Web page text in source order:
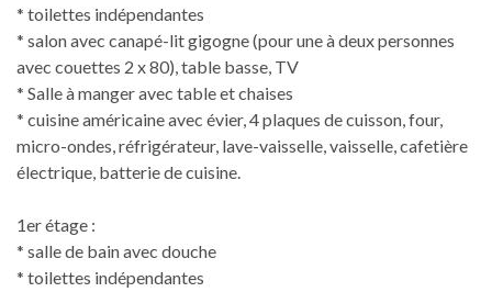
* toilettes indépendantes
* salon avec canapé-lit gigogne (pour une à deux personnes
avec couettes 2 x 80), table basse, TV
* Salle à manger avec table et chaises
* cuisine américaine avec évier, 4 plaques de cuisson, four,
micro-ondes, réfrigérateur, lave-vaisselle, vaisselle, cafetière
électrique, batterie de cuisine.
1er étage :
* salle de bain avec douche
* toilettes indépendantes